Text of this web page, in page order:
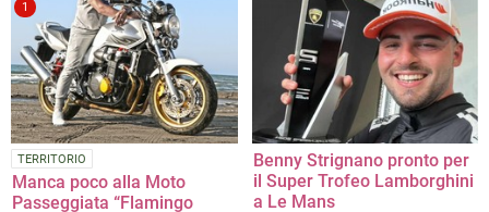
l’ottavo posto in classifica generale
obbligatoria
1
TERRITORIO
Manca poco alla Moto
Passeggiata “Flamingo
Benny Strignano pronto per
il Super Trofeo Lamborghini
a Le Mans